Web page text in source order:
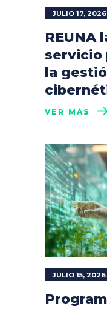
JULIO 17, 2026
REUNA
servicio
la
VER MÁS
JULIO 15, 2026